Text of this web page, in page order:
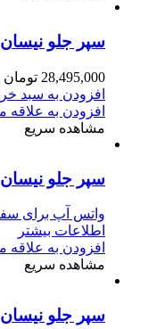
سپر جلو نیسان
28,495,000 تومان
افزودن به سبد
افزودن به علاقه
مشاهده سریع
سپر جلو نیسان
واتس آپ برای
اطلاعات بیشتر
افزودن به علاقه
مشاهده سریع
سپر جلو نیسان